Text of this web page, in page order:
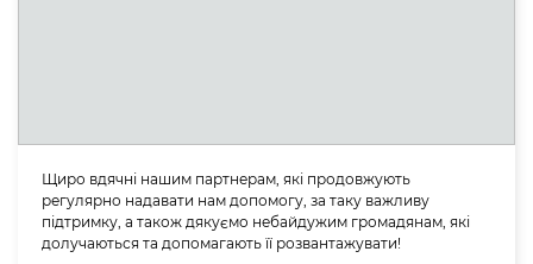
Щиро вдячні нашим партнерам, які продовжують
регулярно надавати нам допомогу, за таку важливу
підтримку, а також дякуємо небайдужим громадянам, які
долучаються та допомагають її розвантажувати!